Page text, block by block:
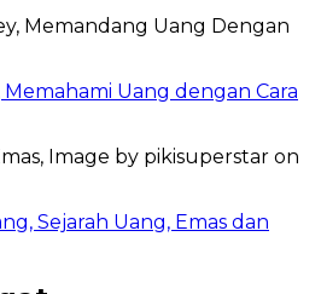
Uang dengan Cara
Sejarah Uang, Emas dan